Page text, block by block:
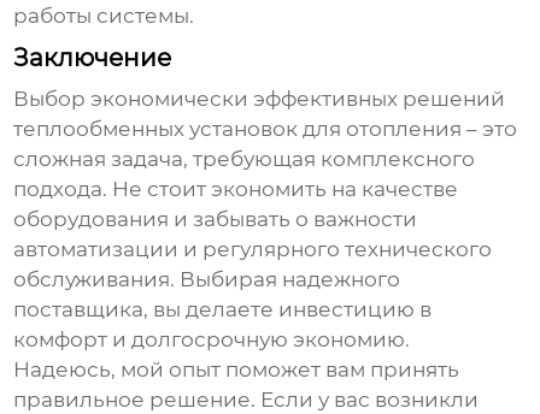
работы системы.
Заключение
Выборэкономически эффективных решений
теплообменных установок для отопления – это
сложная задача, требующая комплексного
подхода. Не стоит экономить на качестве
оборудования и забывать о важности
автоматизации и регулярного технического
обслуживания. Выбирая надежного
поставщика, вы делаете инвестицию в
комфорт и долгосрочную экономию.
Надеюсь, мой опыт поможет вам принять
правильное решение. Если у вас возникли